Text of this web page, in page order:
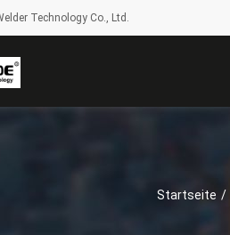
Technology Co., Ltd.
Startseite /